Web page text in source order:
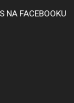
NA FACEBOOKU